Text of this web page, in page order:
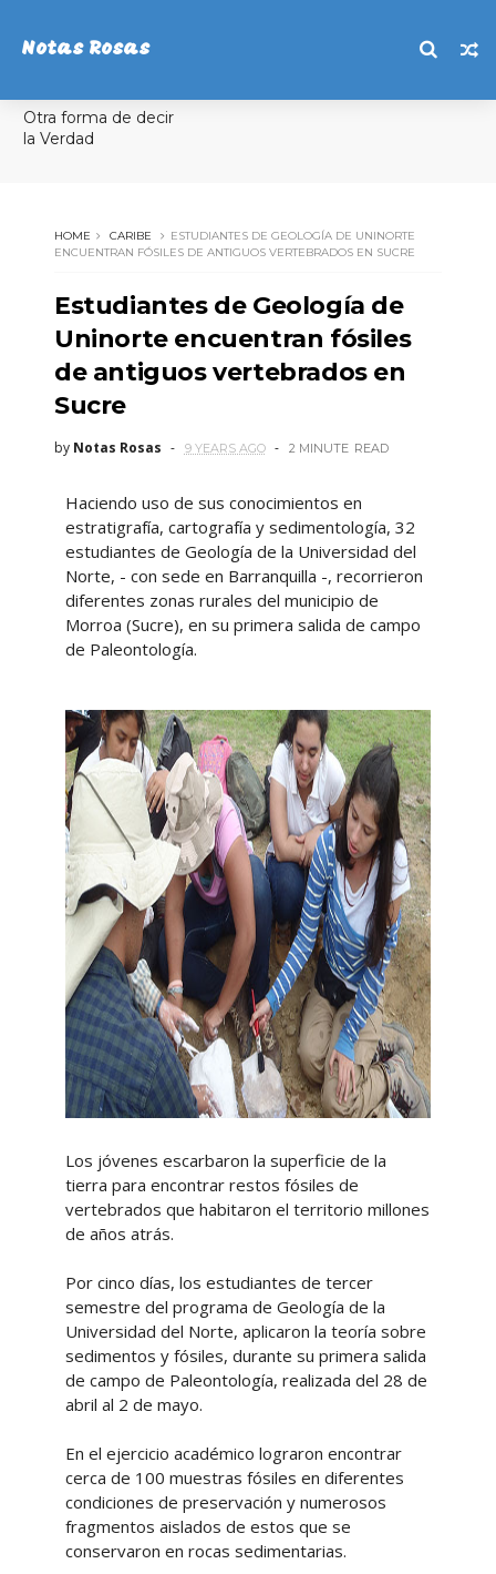
Notas Rosas
Otra forma de decir
la Verdad
HOME CARIBE
ESTUDIANTES DE GEOLOGÍA DE UNINORTE
ENCUENTRAN FÓSILES DE ANTIGUOS VERTEBRADOS EN SUCRE
Estudiantes de Geología de
Uninorte encuentran fósiles
de antiguos vertebrados en
Sucre
by Notas Rosas 9 YEARS AGO 2 MINUTE READ
Haciendo uso de sus conocimientos en
estratigrafía, cartografía y sedimentología, 32
estudiantes de Geología de la Universidad del
Norte, - con sede en Barranquilla -, recorrieron
diferentes zonas rurales del municipio de
Morroa (Sucre), en su primera salida de campo
de Paleontología.
Los jóvenes escarbaron la superficie de la
tierra para encontrar restos fósiles de
vertebrados que habitaron el territorio millones
de años atrás.
Por cinco días, los estudiantes de tercer
semestre del programa de Geología de la
Universidad del Norte, aplicaron la teoría sobre
sedimentos y fósiles, durante su primera salida
de campo de Paleontología, realizada del 28 de
abril al 2 de mayo.
En el ejercicio académico lograron encontrar
cerca de 100 muestras fósiles en diferentes
condiciones de preservación y numerosos
fragmentos aislados de estos que se
conservaron en rocas sedimentarias.